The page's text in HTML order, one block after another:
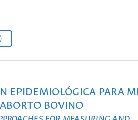
EPIDEMIOLÓGICA PARA
BOVINO